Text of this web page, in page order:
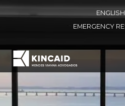
ENGLISH
EMERGENCY